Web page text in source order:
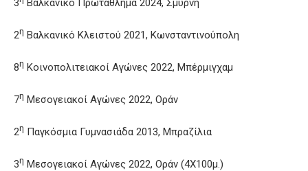
3 Βαλκανικό Πρωτάθλημα 2024, Σμύρνη
2η Βαλκανικό Κλειστού 2021, Κωνσταντινούπολη
8η Κοινοπολιτειακοί Αγώνες 2022, Μπέρμιγχαμ
7η Μεσογειακοί Αγώνες 2022, Οράν
2η Παγκόσμια Γυμνασιάδα 2013, Μπραζίλια
3η Μεσογειακοί Αγώνες 2022, Οράν (4Χ100μ.)